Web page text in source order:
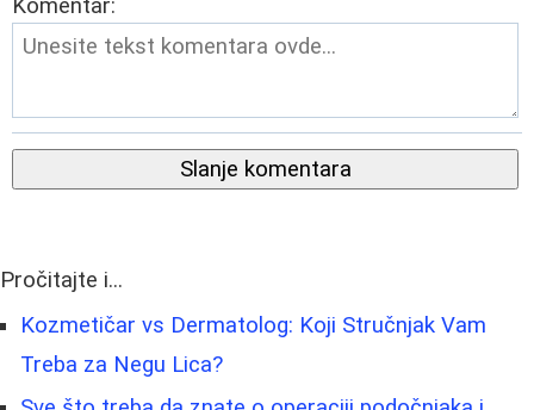
Komentar:
Slanje komentara
Pročitajte i...
Kozmetičar vs Dermatolog: Koji Stručnjak Vam
Treba za Negu Lica?